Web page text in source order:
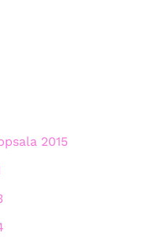
2015